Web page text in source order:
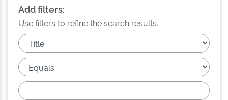
Add filters:
Use filters to refine the search results.